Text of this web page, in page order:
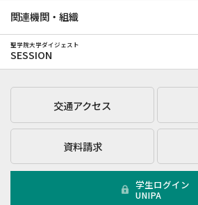
関連機関・組織
聖学院大学ダイジェスト
SESSION
交通アクセス
資料請求
学生ログイン
UNIPA